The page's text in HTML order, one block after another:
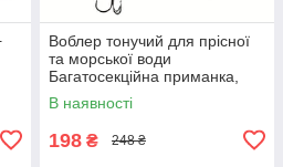
Воблер тонучий для прісної
та морської води
Багатосекційна приманка,
жорстка приманка з
пропелером і гачками
В наявності
198 ₴ 248 ₴